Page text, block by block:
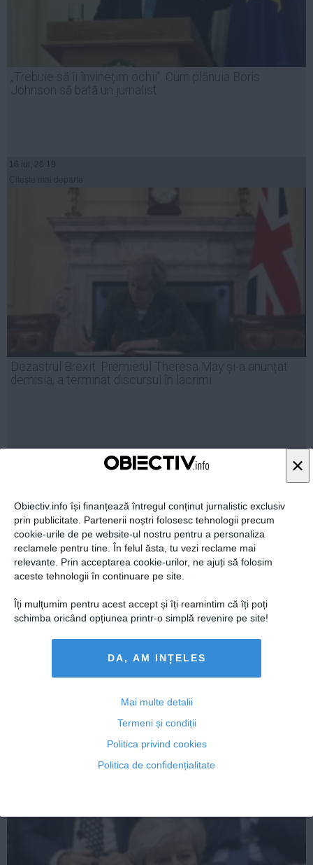
×
Obiectiv.info își finanțează întregul conținut jurnalistic exclusiv
prin publicitate. Partenerii noștri folosesc tehnologii precum
cookie-urile de pe website-ul nostru pentru a personaliza
reclamele pentru tine. În felul ăsta, tu vezi reclame mai
relevante. Prin acceptarea cookie-urilor, ne ajuți să folosim
aceste tehnologii în continuare pe site.
Îți mulțumim pentru acest accept și îți reamintim că îți poți
schimba oricând opțiunea printr-o simplă revenire pe site!
DA, AM INȚELES
Mai multe detalii
Termeni și condiții
Politica privind cookies
Politica de confidențialitate
„Trebuie să îi învinețim ochii”. Cum plănuia Boris
Johnson să bată un jurnalist
16 iul, 20:19
Dezastrul Brexit: Premierul Theresa May și-a anunțat
demisia, a terminat discursul în lacrimi